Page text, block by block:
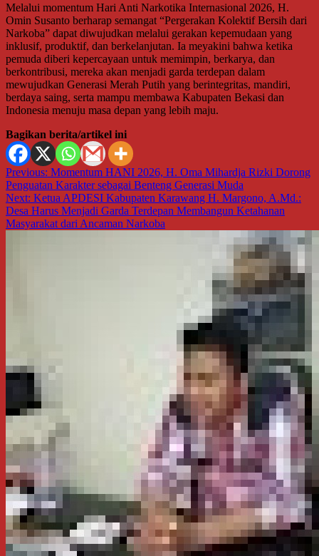
Melalui momentum Hari Anti Narkotika Internasional 2026, H.
Omin Susanto berharap semangat “Pergerakan Kolektif Bersih dari
Narkoba” dapat diwujudkan melalui gerakan kepemudaan yang
inklusif, produktif, dan berkelanjutan. Ia meyakini bahwa ketika
pemuda diberi kepercayaan untuk memimpin, berkarya, dan
berkontribusi, mereka akan menjadi garda terdepan dalam
mewujudkan Generasi Merah Putih yang berintegritas, mandiri,
berdaya saing, serta mampu membawa Kabupaten Bekasi dan
Indonesia menuju masa depan yang lebih maju.
Bagikan berita/artikel ini
Navigasi
pos
Previous: Momentum HANI 2026, H. Oma Mihardja Rizki Dorong
Penguatan Karakter sebagai Benteng Generasi Muda
Next: Ketua APDESI Kabupaten Karawang H. Margono, A.Md.:
Desa Harus Menjadi Garda Terdepan Membangun Ketahanan
Masyarakat dari Ancaman Narkoba